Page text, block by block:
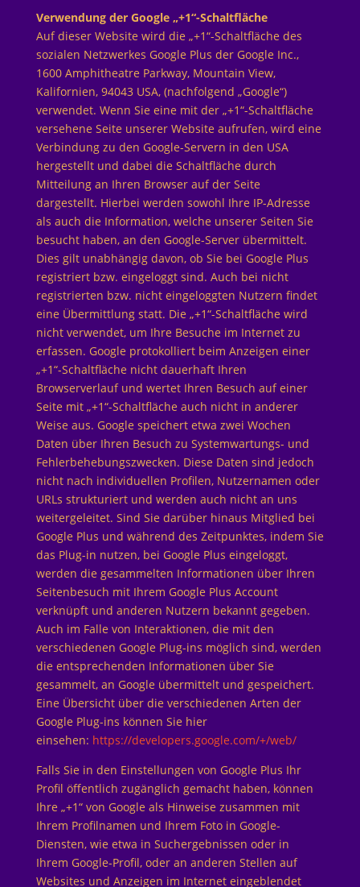
Verwendung der Google „+1“-Schaltfläche
Auf dieser Website wird die „+1“-Schaltfläche des
sozialen Netzwerkes Google Plus der Google Inc.,
1600 Amphitheatre Parkway, Mountain View,
Kalifornien, 94043 USA, (nachfolgend „Google“)
verwendet. Wenn Sie eine mit der „+1“-Schaltfläche
versehene Seite unserer Website aufrufen, wird eine
Verbindung zu den Google-Servern in den USA
hergestellt und dabei die Schaltfläche durch
Mitteilung an Ihren Browser auf der Seite
dargestellt. Hierbei werden sowohl Ihre IP-Adresse
als auch die Information, welche unserer Seiten Sie
besucht haben, an den Google-Server übermittelt.
Dies gilt unabhängig davon, ob Sie bei Google Plus
registriert bzw. eingeloggt sind. Auch bei nicht
registrierten bzw. nicht eingeloggten Nutzern findet
eine Übermittlung statt. Die „+1“-Schaltfläche wird
nicht verwendet, um Ihre Besuche im Internet zu
erfassen. Google protokolliert beim Anzeigen einer
„+1“-Schaltfläche nicht dauerhaft Ihren
Browserverlauf und wertet Ihren Besuch auf einer
Seite mit „+1“-Schaltfläche auch nicht in anderer
Weise aus. Google speichert etwa zwei Wochen
Daten über Ihren Besuch zu Systemwartungs- und
Fehlerbehebungszwecken. Diese Daten sind jedoch
nicht nach individuellen Profilen, Nutzernamen oder
URLs strukturiert und werden auch nicht an uns
weitergeleitet. Sind Sie darüber hinaus Mitglied bei
Google Plus und während des Zeitpunktes, indem Sie
das Plug-in nutzen, bei Google Plus eingeloggt,
werden die gesammelten Informationen über Ihren
Seitenbesuch mit Ihrem Google Plus Account
verknüpft und anderen Nutzern bekannt gegeben.
Auch im Falle von Interaktionen, die mit den
verschiedenen Google Plug-ins möglich sind, werden
die entsprechenden Informationen über Sie
gesammelt, an Google übermittelt und gespeichert.
Eine Übersicht über die verschiedenen Arten der
Google Plug-ins können Sie hier
einsehen: https://developers.google.com/+/web/
Falls Sie in den Einstellungen von Google Plus Ihr
Profil öffentlich zugänglich gemacht haben, können
Ihre „+1“ von Google als Hinweise zusammen mit
Ihrem Profilnamen und Ihrem Foto in Google-
Diensten, wie etwa in Suchergebnissen oder in
Ihrem Google-Profil, oder an anderen Stellen auf
Websites und Anzeigen im Internet eingeblendet